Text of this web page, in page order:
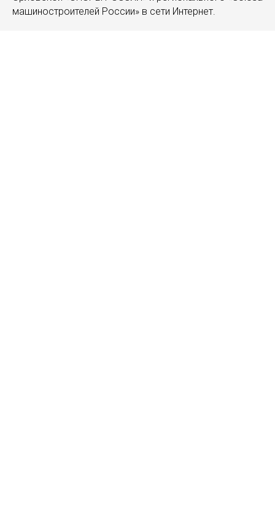
машиностроителей России» в сети Интернет.